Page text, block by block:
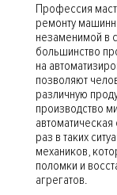
Профессия
ремонту
незаменимой в
большинство
на
позволяют
различную
производство
раз в таких
механиков,
поломки и
агрегатов.